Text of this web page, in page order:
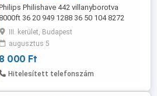
Philishave 442 villanyborotva
36 20 949 1288 36 50 104 8272
személyes átvétel óbudán posta
kizárolag előre fizetés után mpl
csomagautomatába +3000ft
III. kerület, Budapest
augusztus 5
8 000 Ft
Hitelesített telefonszám